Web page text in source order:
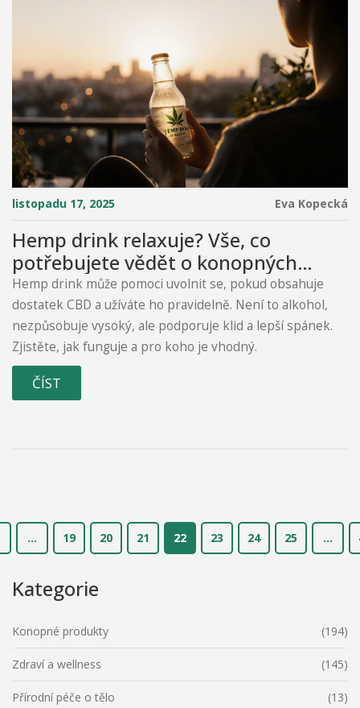
listopadu 17, 2025 Eva Kopecká
Hemp drink relaxuje? Vše, co
potřebujete vědět o konopných
nápojích a jejich účincích
Hemp drink může pomoci uvolnit se, pokud obsahuje
dostatek CBD a užíváte ho pravidelně. Není to alkohol,
nezpůsobuje vysoký, ale podporuje klid a lepší spánek.
Zjistěte, jak funguje a pro koho je vhodný.
ČÍST
… 19 20 21 22 23 24 25 …
Kategorie
Konopné produkty (194)
Zdraví a wellness (145)
Přírodní péče o tělo (13)